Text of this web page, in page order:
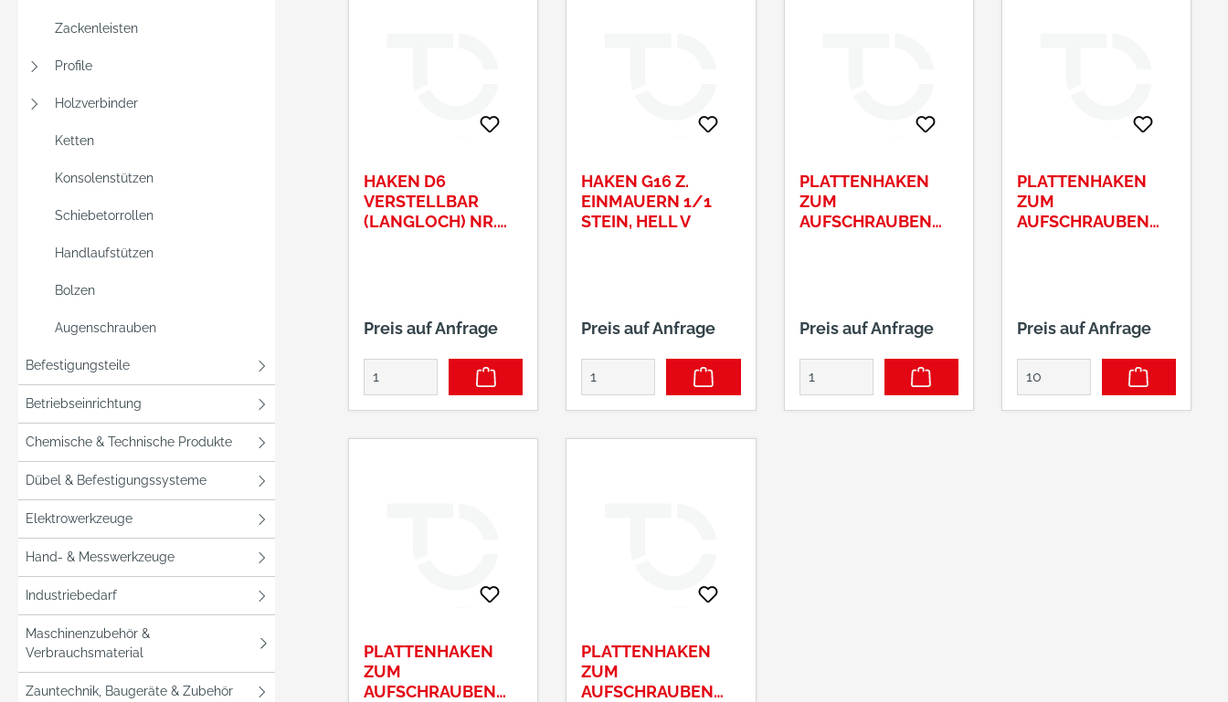
Zackenleisten
Profile
Holzverbinder
Ketten
Konsolenstützen
Schiebetorrollen
Handlaufstützen
Bolzen
Augenschrauben
Befestigungsteile
Betriebseinrichtung
Chemische & Technische Produkte
Dübel & Befestigungssysteme
Elektrowerkzeuge
Hand- & Messwerkzeuge
Industriebedarf
Maschinenzubehör &
Verbrauchsmaterial
Zauntechnik, Baugeräte & Zubehör
HAKEN D6
VERSTELLBAR
(LANGLOCH) NR.
Preis auf Anfrage
HAKEN G16 Z.
EINMAUERN 1/1
STEIN, HELL V
Preis auf Anfrage
PLATTENHAKEN
ZUM
AUFSCHRAUBEN
Preis auf Anfrage
PLATTENHAKEN
ZUM
AUFSCHRAUBEN
Preis auf Anfrage
PLATTENHAKEN
ZUM
AUFSCHRAUBEN
PLATTENHAKEN
ZUM
AUFSCHRAUBEN